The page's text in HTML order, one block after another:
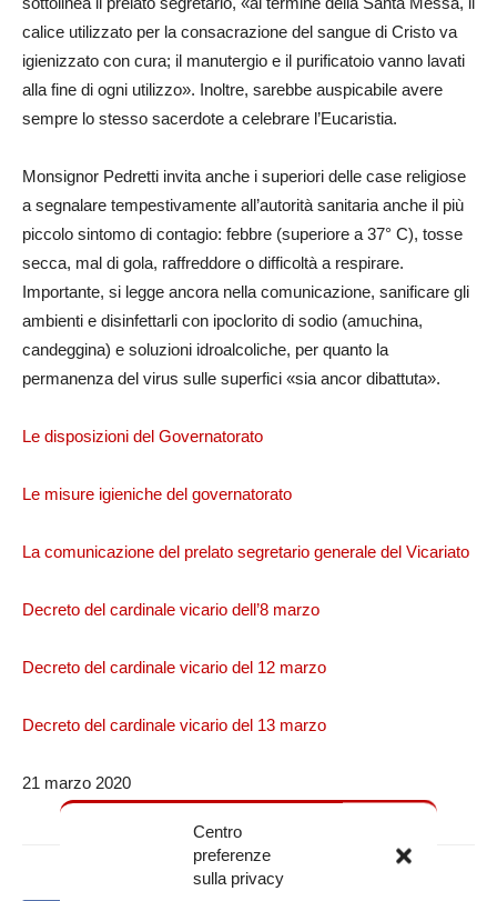
Centro
preferenze
sulla privacy
calice utilizzato per la consacrazione del sangue di Cristo va
igienizzato con cura; il manutergio e il purificatoio vanno lavati
alla fine di ogni utilizzo». Inoltre, sarebbe auspicabile avere
sempre lo stesso sacerdote a celebrare l’Eucaristia.
Monsignor Pedretti invita anche i superiori delle case religiose
a segnalare tempestivamente all’autorità sanitaria anche il più
piccolo sintomo di contagio: febbre (superiore a 37° C), tosse
secca, mal di gola, raffreddore o difficoltà a respirare.
Importante, si legge ancora nella comunicazione, sanificare gli
ambienti e disinfettarli con ipoclorito di sodio (amuchina,
candeggina) e soluzioni idroalcoliche, per quanto la
permanenza del virus sulle superfici «sia ancor dibattuta».
Le disposizioni del Governatorato
Le misure igieniche del governatorato
La comunicazione del prelato segretario generale del Vicariato
Decreto del cardinale vicario dell’8 marzo
Decreto del cardinale vicario del 12 marzo
Decreto del cardinale vicario del 13 marzo
21 marzo 2020